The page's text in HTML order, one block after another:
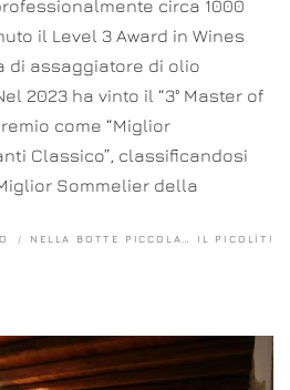
circa 1000
il Level 3 Award in Wines
di assaggiatore di olio
2023 ha vinto il “3° Master of
come “Miglior
Classico”, classificandosi
Sommelier della
NELLA BOTTE PICCOLA… IL PICOLÌT!